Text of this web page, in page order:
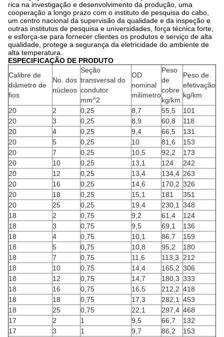
rica na investigação e desenvolvimento da produção, uma
cooperação a longo prazo com o instituto de pesquisa do cabo,
um centro nacional da supervisão da qualidade e da inspeção e
outras institutos de pesquisa e universidades, força técnica forte,
e esforça-se para fornecer clientes os produtos e serviço de alta
qualidade, protege a segurança da eletricidade do ambiente de
alta temperatura.
ESPECIFICAÇÃO DE PRODUTO
Calibre de
diâmetro de
fios
No. dos
núcleos
Seção
transversal do
condutor
mm^2
OD
nominal
milímetro
Peso
de
cobre
kg/km
Peso de
efetivação
kg/km
20
2 0,25 8,7 55,5
101
20
3 0,25 8,9 60,8
118
20
4 0,25 9,4 66,5
131
20
5 0,25 10 81,6
153
20
7 0,25 10,5 92,2
173
20
10 0,25 13,1 124
242
20
12 0,25 13,4 134,4 263
20
16 0,25 14,6 170,2 326
20
18 0,25 15,1 181
351
20
25 0,25 19,4 230,1
348
18
2 0,75 9,2 61,4
124
18
3 0,75 9,5 69,1
136
18
4 0,75 10,1 86,7
159
18
5 0,75 10,8 95,2
180
18
7 0,75 11,6 113,3
212
18
10 0,75 14,4 165,2 306
18
12 0,75 14,7 180,3 333
18
16 0,75 16,5 212,2 418
18
18 0,75 17,3 282,1
453
18
25 0,75 22,1 297,4 468
17
2 1 9,5 66,7
132
17
3 1 9,7 86,2
153